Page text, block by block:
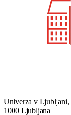
Univerza v Ljubljani,
1000 Ljubljana